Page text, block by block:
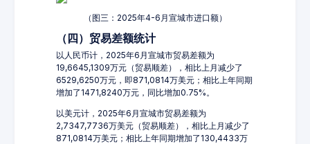
（图三：2025年4-6月宣城市进口额）
（四）贸易差额统计
以人民币计，2025年6月宣城市贸易差额为
19,6645,1309万元（贸易顺差），相比上月减少了
6529,6250万元，即871,0814万美元；相比上年同期
增加了1471,8240万元，同比增加0.75%。
以美元计，2025年6月宣城市贸易差额为
2,7347,7736万美元（贸易顺差），相比上月减少了
871,0814万美元；相比上年同期增加了130,4433万